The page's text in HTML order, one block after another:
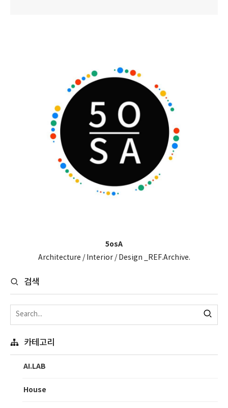
5osA
Architecture / Interior / Design _REF.Archive.
검색
카테고리
AI.LAB
House